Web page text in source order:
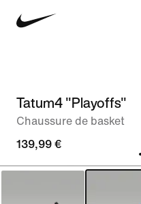
Tatum4 "Playoffs"
Chaussure de basket
139,99 €